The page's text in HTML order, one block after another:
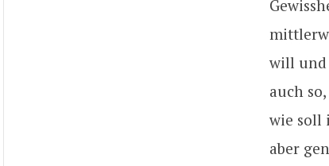
will und
auch
wie soll
aber